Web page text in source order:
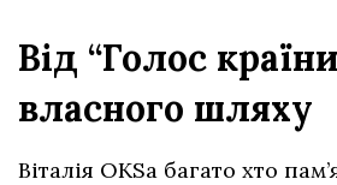
Від “Голос
власного шляху
Віталія OKSа багато хто